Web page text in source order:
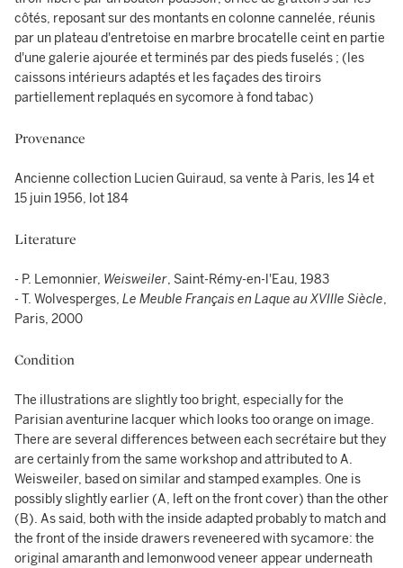
côtés, reposant sur des montants en colonne cannelée, réunis
par un plateau d'entretoise en marbre brocatelle ceint en partie
d'une galerie ajourée et terminés par des pieds fuselés ; (les
caissons intérieurs adaptés et les façades des tiroirs
partiellement replaqués en sycomore à fond tabac)
Provenance
Ancienne collection Lucien Guiraud, sa vente à Paris, les 14 et
15 juin 1956, lot 184
Literature
- P. Lemonnier, Weisweiler, Saint-Rémy-en-l'Eau, 1983
- T. Wolvesperges, Le Meuble Français en Laque au XVIIIe Siècle,
Paris, 2000
Condition
The illustrations are slightly too bright, especially for the
Parisian aventurine lacquer which looks too orange on image.
There are several differences between each secrétaire but they
are certainly from the same workshop and attributed to A.
Weisweiler, based on similar and stamped examples. One is
possibly slightly earlier (A, left on the front cover) than the other
(B). As said, both with the inside adapted probably to match and
the front of the inside drawers reveneered with sycamore: the
original amaranth and lemonwood veneer appear underneath